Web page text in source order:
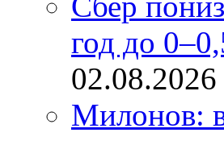
год до
Милонов: